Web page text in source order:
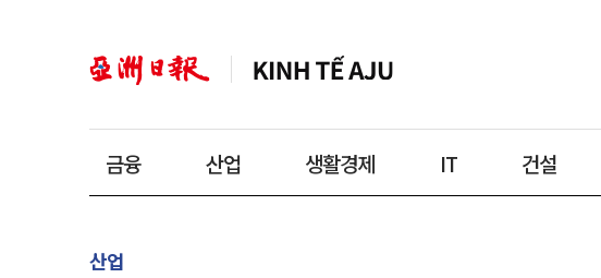
금융 산업 생활경제 IT 건설
산업